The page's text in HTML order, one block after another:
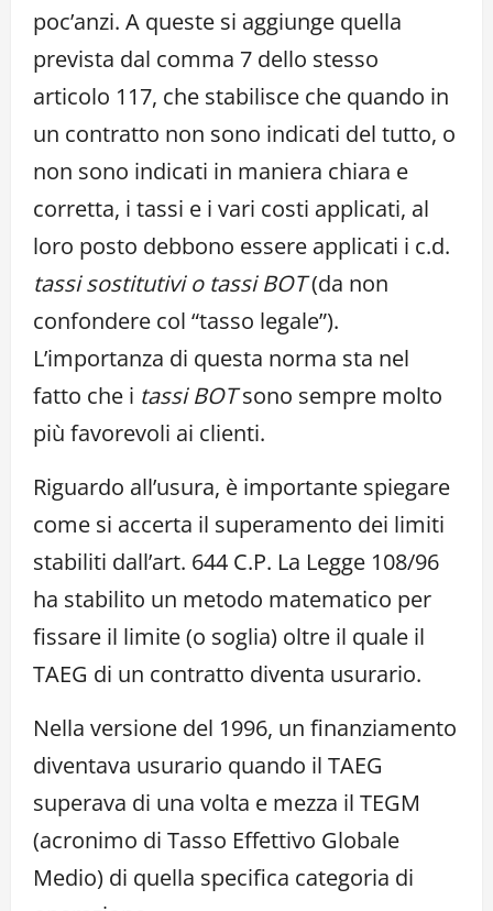
poc’anzi. A queste si aggiunge quella
prevista dal comma 7 dello stesso
articolo 117, che stabilisce che quando in
un contratto non sono indicati del tutto, o
non sono indicati in maniera chiara e
corretta, i tassi e i vari costi applicati, al
loro posto debbono essere applicati i c.d.
tassi sostitutivi o tassi BOT(da non
confondere col “tasso legale”).
L’importanza di questa norma sta nel
fatto che i tassi BOTsono sempre molto
più favorevoli ai clienti.
Riguardo all’usura, è importante spiegare
come si accerta il superamento dei limiti
stabiliti dall’art. 644 C.P. La Legge 108/96
ha stabilito un metodo matematico per
fissare il limite (o soglia) oltre il quale il
TAEG di un contratto diventa usurario.
Nella versione del 1996, un finanziamento
diventava usurario quando il TAEG
superava di una volta e mezza il TEGM
(acronimo di Tasso Effettivo Globale
Medio) di quella specifica categoria di